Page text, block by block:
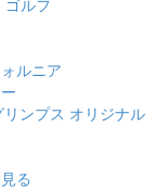
ルニア
リンプス オリジナル
る